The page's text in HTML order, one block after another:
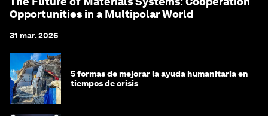
Opportunities in a Multipolar World
31 mar. 2026
5 formas de mejorar la ayuda humanitaria en
tiempos de crisis